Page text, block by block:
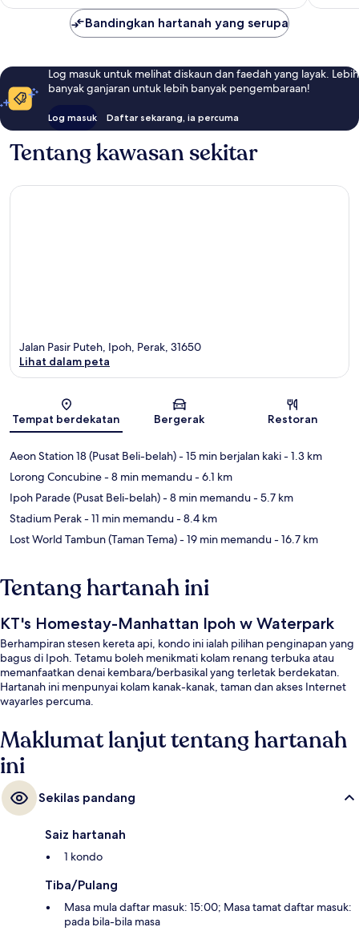
1-
Bandingkan hartanah yang serupa
Log masuk untuk melihat diskaun dan faedah yang layak. Lebih
banyak ganjaran untuk lebih banyak pengembaraan!
Log masuk Daftar sekarang, ia percuma
Tentang kawasan sekitar
Peta
Jalan Pasir Puteh, Ipoh, Perak, 31650
Lihat dalam peta
Tempat berdekatan Bergerak Restoran
Aeon Station 18 (Pusat Beli-belah)- 15 min berjalan kaki- 1.3 km
Lorong Concubine- 8 min memandu- 6.1 km
Ipoh Parade (Pusat Beli-belah)- 8 min memandu- 5.7 km
Stadium Perak- 11 min memandu- 8.4 km
Lost World Tambun (Taman Tema)- 19 min memandu- 16.7 km
Tentang hartanah ini
KT's Homestay-Manhattan Ipoh w Waterpark
Berhampiran stesen kereta api, kondo ini ialah pilihan penginapan yang
bagus di Ipoh. Tetamu boleh menikmati kolam renang terbuka atau
memanfaatkan denai kembara/berbasikal yang terletak berdekatan.
Hartanah ini menpunyai kolam kanak-kanak, taman dan akses Internet
wayarles percuma.
Maklumat lanjut tentang hartanah
ini
Sekilas pandang
Saiz hartanah
1 kondo
Tiba/Pulang
Masa mula daftar masuk: 15:00; Masa tamat daftar masuk:
pada bila-bila masa